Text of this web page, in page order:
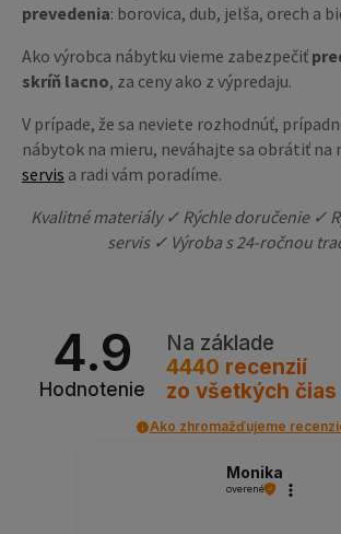
prevedenia: borovica, dub, jelša, orech a
Ako výrobca nábytku vieme zabezpečiť
skríň lacno, za ceny ako z výpredaju.
V prípade, že sa neviete rozhodnúť,
nábytok na mieru, neváhajte sa obrátiť na
servis a radi vám poradíme.
Kvalitné materiály ✓Rýchle doručenie ✓
servis ✓ Výroba s 24-ročnou
4.9
Hodnotenie
Na základe
4440 recenzií
zo všetkých čias
Ako zhromažďujeme
Monika
overené